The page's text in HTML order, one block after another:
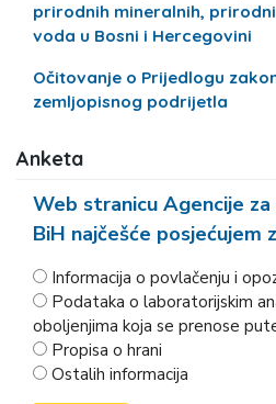
prirodnih mineralnih,
voda u Bosni i Hercegovini
Očitovanje o Prijedlogu
zemljopisnog podrijetla
Anketa
Web stranicu Agencije
BiH najčešće posjećujem
Informacija o povlačenju i
Podataka o laboratorijskim
oboljenjima koja se prenose
Propisa o hrani
Ostalih informacija